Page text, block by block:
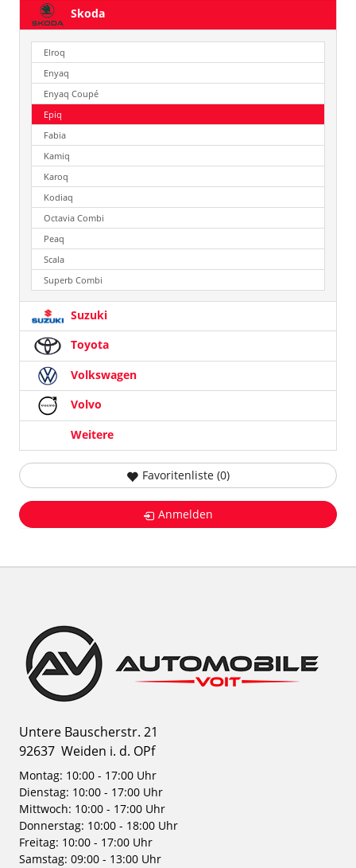
Skoda
Elroq
Enyaq
Enyaq Coupé
Epiq
Fabia
Kamiq
Karoq
Kodiaq
Octavia Combi
Peaq
Scala
Superb Combi
Suzuki
Toyota
Volkswagen
Volvo
Weitere
Favoritenliste (0)
Anmelden
Untere Bauscherstr. 21
92637 Weiden i. d. OPf
Montag: 10:00 - 17:00 Uhr
Dienstag: 10:00 - 17:00 Uhr
Mittwoch: 10:00 - 17:00 Uhr
Donnerstag: 10:00 - 18:00 Uhr
Freitag: 10:00 - 17:00 Uhr
Samstag: 09:00 - 13:00 Uhr